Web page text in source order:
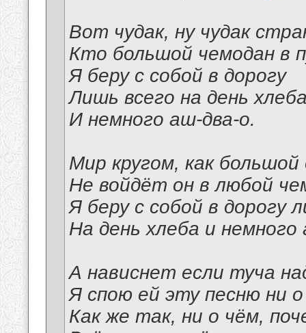
Вот чудак, ну чудак
Кто большой чемодан в
Я беру с собой в дорогу
Лишь всего на день
И немного аш-два-о.
Мир кругом, как большой
Не войдёт он в любой
Я беру с собой в дорогу
На день хлеба и немного
А нависнет если туча
Я спою ей эту песню ни
Как же так, ни о чём,